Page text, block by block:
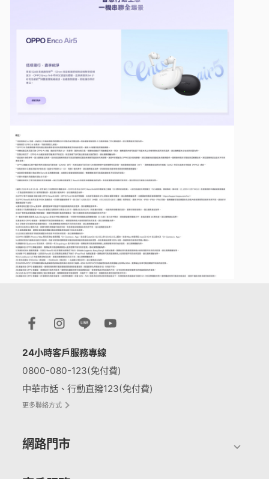
24小時客戶服務專線
0800-080-123(免付費)
中華市話、行動直撥123(免付費)
更多聯絡方式
網路門市